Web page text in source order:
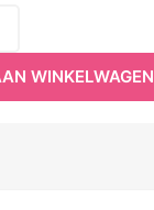
WINKELWAGEN